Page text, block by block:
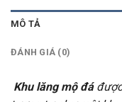
MÔ TẢ
ĐÁNH GIÁ (0)
Khu lăng mộđáđược